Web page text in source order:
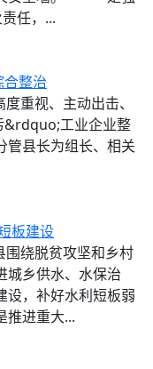
任，...
合整治
重视、主动出击、
&rdquo;工业企业整
县长为组长、相关
板建设
绕脱贫攻坚和乡村
城乡供水、水保治
设，补好水利短板弱
进重大...